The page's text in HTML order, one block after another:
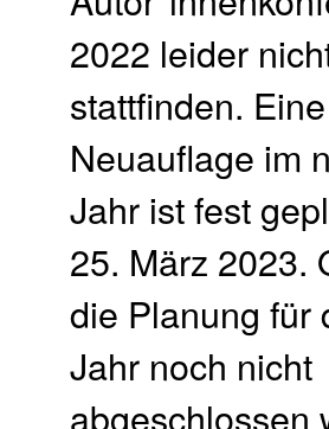
2022 leider
stattfinden. Eine
Neuauflage im
Jahr ist fest
25. März 2023.
die Planung für
Jahr noch nicht
abgeschlossen